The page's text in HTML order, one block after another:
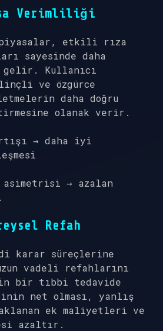
Verimliliği
etkili rıza
sayesinde daha
Kullanıcı
ve özgürce
daha doğru
olanak verir.
→ daha iyi
→ azalan
Refah
karar süreçlerine
vadeli refahlarını
bir tıbbi tedavide
net olması, yanlış
ek maliyetleri ve
azaltır.